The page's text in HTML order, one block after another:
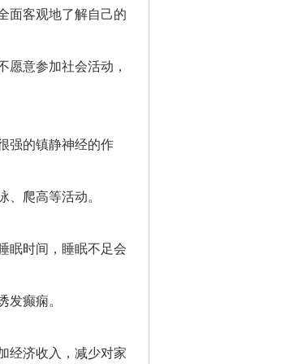
面客观地了解自己的
愿意参加社会活动，
强的镇静神经的作
爬高等活动。
眠时间，睡眠不足会
发癫痫。
经济收入，减少对家